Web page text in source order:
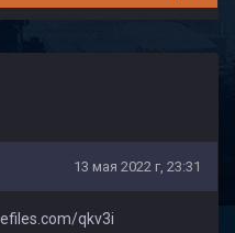
13 мая 2022 г, 23:31
qkv3i